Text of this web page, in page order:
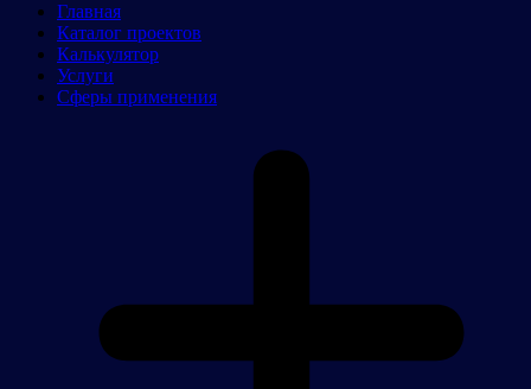
Главная
Каталог проектов
Калькулятор
Услуги
Сферы применения